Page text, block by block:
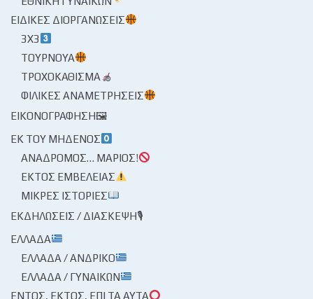
ΕΙΔΙΚΈΣ ΔΙΟΡΓΑΝΏΣΕΙΣ
3X3
ΤΟΥΡΝΟΥΆ
ΤΡΟΧΟΚΆΘΙΣΜΑ
ΦΙΛΙΚΈΣ ΑΝΑΜΕΤΡΉΣΕΙΣ
ΕΙΚΟΝΟΓΡΆΦΗΣΗ🖼
ΕΚ ΤΟΥ ΜΗΔΕΝΌΣ
ΑΝΆΔΡΟΜΟΣ… ΜΆΡΙΟΣ!
ΕΚΤΌΣ ΕΜΒΈΛΕΙΑΣ
ΜΙΚΡΈΣ ΙΣΤΟΡΊΕΣ
ΕΚΔΗΛΏΣΕΙΣ / ΔΙΆΣΚΕΨΗ🎙
ΕΛΛΆΔΑ
ΕΛΛΆΔΑ / ΑΝΔΡΙΚΌ
ΕΛΛΆΔΑ / ΓΥΝΑΙΚΏΝ
ΕΝΤΌΣ, ΕΚΤΌΣ, ΕΠΊ ΤΑ ΑΥΤΆ